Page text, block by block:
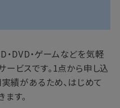
・DVD・ゲームなどを気軽
ビスです。1点から申し込
績があるため、はじめて
す。